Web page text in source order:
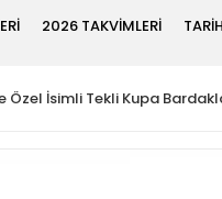
2026 TAKVİMLERİ
Özel İsimli Tekli Kupa